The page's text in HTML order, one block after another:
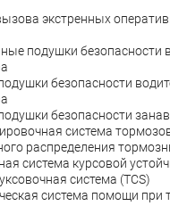
экстренных
подушки безопасности
безопасности
безопасности
система
распределения
система курсовой
система (TCS)
система помощи при